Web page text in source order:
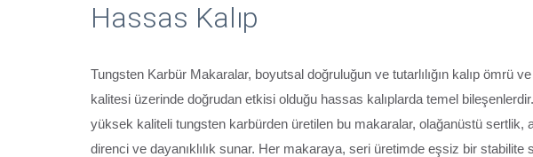
Hassas Kalıp
Tungsten Karbür Makaralar, boyutsal doğruluğun ve tutarlılığın kalıp ömrü
kalitesi üzerinde doğrudan etkisi olduğu hassas kalıplarda temel
yüksek kaliteli tungsten karbürden üretilen bu makaralar, olağanüstü sertlik,
direnci ve dayanıklılık sunar. Her makaraya, seri üretimde eşsiz bir stabilite